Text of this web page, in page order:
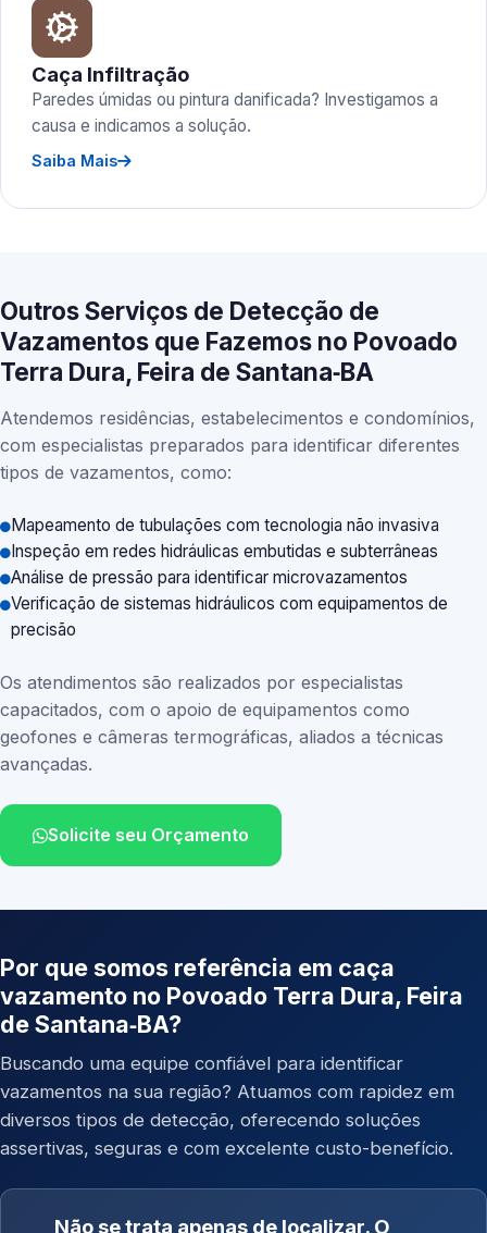
Caça Infiltração
Paredes úmidas ou pintura danificada? Investigamos a
causa e indicamos a solução.
Saiba Mais
Outros Serviços de Detecção de
Vazamentos que Fazemos no Povoado
Terra Dura, Feira de Santana‑BA
Atendemos residências, estabelecimentos e condomínios,
com especialistas preparados para identificar diferentes
tipos de vazamentos, como:
Mapeamento de tubulações com tecnologia não invasiva
Inspeção em redes hidráulicas embutidas e subterrâneas
Análise de pressão para identificar microvazamentos
Verificação de sistemas hidráulicos com equipamentos de
precisão
Os atendimentos são realizados por especialistas
capacitados, com o apoio de equipamentos como
geofones e câmeras termográficas, aliados a técnicas
avançadas.
Solicite seu Orçamento
Por que somos referência em caça
vazamento no Povoado Terra Dura, Feira
de Santana‑BA?
Buscando uma equipe confiável para identificar
vazamentos na sua região? Atuamos com rapidez em
diversos tipos de detecção, oferecendo soluções
assertivas, seguras e com excelente custo-benefício.
Não se trata apenas de localizar. O